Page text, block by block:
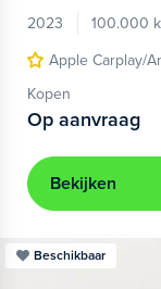
2023
100.000
Apple Carplay/
Kopen
Op aanvraag
Bekijken
Beschikbaar